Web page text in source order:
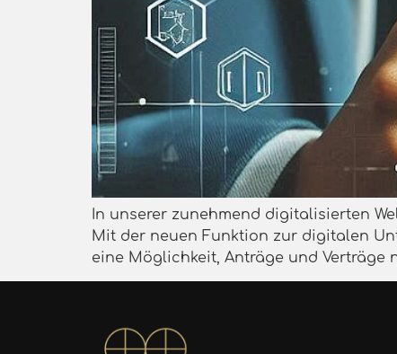
In unserer zunehmend digitalisierten
Mit der neuen Funktion zur digitalen
eine Möglichkeit, Anträge und